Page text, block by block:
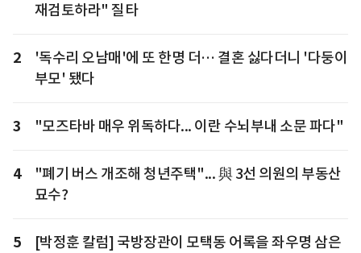
재검토하라" 질타
2
'독수리 오남매'에 또 한명 더… 결혼 싫다더니 '다둥이
부모' 됐다
3 "모즈타바 매우 위독하다... 이란 수뇌부내 소문 파다"
4
"폐기 버스 개조해 청년주택"... 與 3선 의원의 부동산
묘수?
5
[박정훈 칼럼] 국방장관이 모택동 어록을 좌우명 삼은